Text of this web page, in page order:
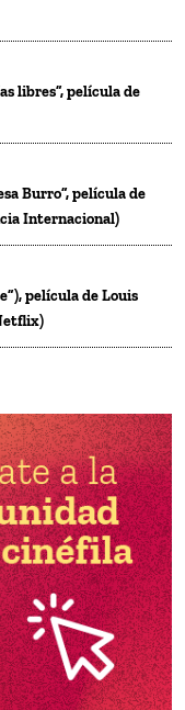
libres”, película de
Burro”, película de
Internacional)
película de Louis